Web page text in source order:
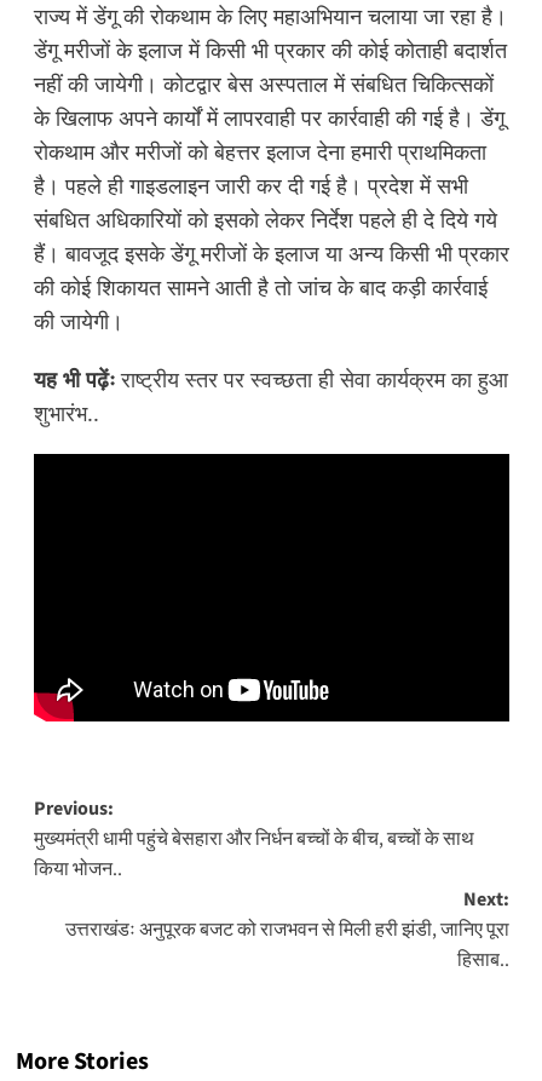
राज्य में डेंगू की रोकथाम के लिए महाअभियान चलाया जा रहा है।
डेंगू मरीजों के इलाज में किसी भी प्रकार की कोई कोताही बदार्शत
नहीं की जायेगी। कोटद्वार बेस अस्पताल में संबधित चिकित्सकों
के खिलाफ अपने कार्यों में लापरवाही पर कार्रवाही की गई है। डेंगू
रोकथाम और मरीजों को बेहत्तर इलाज देना हमारी प्राथमिकता
है। पहले ही गाइडलाइन जारी कर दी गई है। प्रदेश में सभी
संबधित अधिकारियों को इसको लेकर निर्देश पहले ही दे दिये गये
हैं। बावजूद इसके डेंगू मरीजों के इलाज या अन्य किसी भी प्रकार
की कोई शिकायत सामने आती है तो जांच के बाद कड़ी कार्रवाई
की जायेगी।
यह भी पढ़ेंः राष्ट्रीय स्तर पर स्वच्छता ही सेवा कार्यक्रम का हुआ
शुभारंभ..
Post
navigation
Previous:
मुख्यमंत्री धामी पहुंचे बेसहारा और निर्धन बच्चों के बीच, बच्चों के साथ
किया भोजन..
Next:
उत्तराखंडः अनुपूरक बजट को राजभवन से मिली हरी झंडी, जानिए पूरा
हिसाब..
More Stories